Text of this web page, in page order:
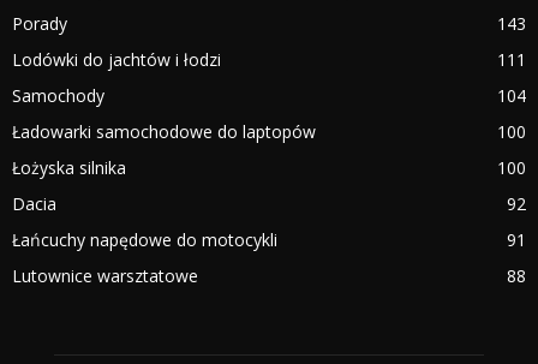
Porady
143
Lodówki do jachtów i łodzi
111
Samochody
104
Ładowarki samochodowe do laptopów
100
Łożyska silnika
100
Dacia
92
Łańcuchy napędowe do motocykli
91
Lutownice warsztatowe
88